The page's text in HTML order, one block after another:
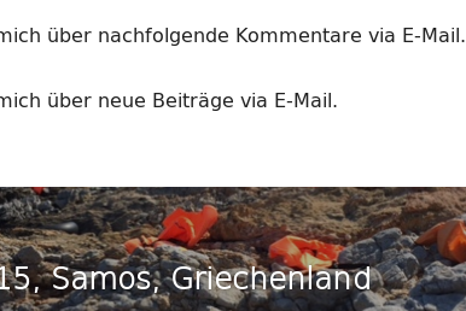
über nachfolgende Kommentare via E-Mail.
über neue Beiträge via E-Mail.
Samos, Griechenland